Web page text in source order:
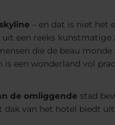
– en dat is niet het
een reeks kunstmatige
die de beau monde
is een wonderland vol
de omliggende stad
dak van het hotel biedt